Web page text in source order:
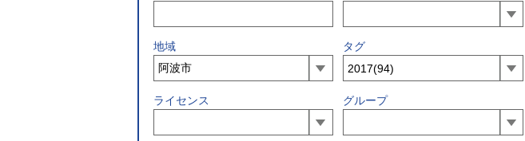
地域 タグ
ライセンス グループ